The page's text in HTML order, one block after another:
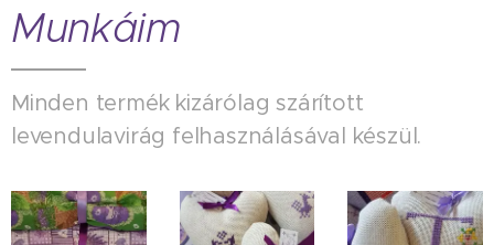
Munkáim
Minden termék kizárólag szárított
levendulavirág felhasználásával készül.